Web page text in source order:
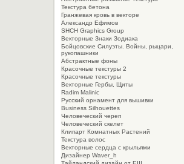
Текстура бетона
Гранжевая кровь в векторе
Александр Ефимов
SHCH Graphics Group
Векторные Знаки Зодиака
Бойцовские Силуэты. Войны, рыцари,
рукопашники
Абстрактные фоны
Красочные текстуры 2
Красочные текстуры
Векторные Гербы, Щиты
Radim Malinic
Русский орнамент для вышивки
Business Silhouettes
Человеческий череп
Человеческий скелет
Клипарт Комнатных Растений
Текстура волос
Векторные сердца с крыльями
Дизайнер Waver_h